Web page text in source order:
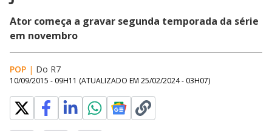
Ator começa a gravar segunda temporada da série
em novembro
POP | Do R7
10/09/2015 - 09H11 (ATUALIZADO EM 25/02/2024 - 03H07)